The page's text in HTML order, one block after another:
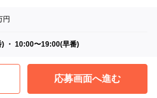
円
・ 10:00〜19:00(早番)
応募画面へ進む